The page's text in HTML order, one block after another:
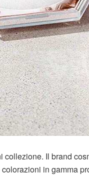
Il brand
in gamma